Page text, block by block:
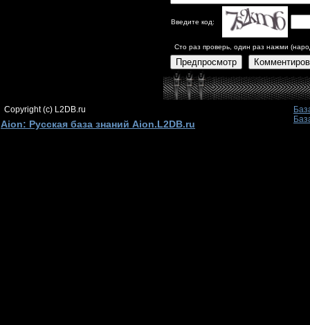
Введите код:
Сто раз проверь, один раз нажми
Предпросмотр
Copyright (c) L2DB.ru
Aion: Русская база знаний Aion.L2DB.ru